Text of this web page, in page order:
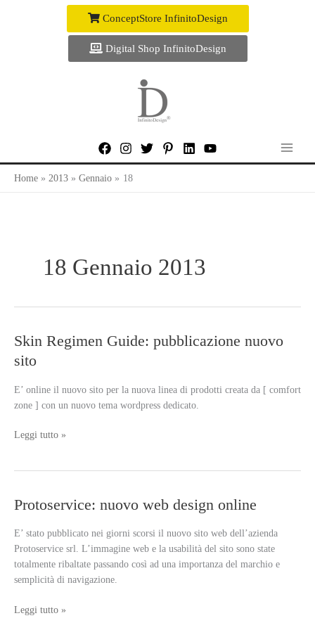
ConceptStore InfinitoDesign
Digital Shop InfinitoDesign
Home 2013 Gennaio 18
18 Gennaio 2013
Skin Regimen Guide: pubblicazione nuovo
sito
E’ online il nuovo sito per la nuova linea di prodotti creata da [ comfort
zone ] con un nuovo tema wordpress dedicato.
Skin
sito
Leggi tutto »
Protoservice: nuovo web design online
E’ stato pubblicato nei giorni scorsi il nuovo sito web dell’azienda
Protoservice srl. L’immagine web e la usabilità del sito sono state
totalmente ribaltate passando così ad una importanza del marchio e
semplicità di navigazione.
Protoservice:
Leggi tutto »